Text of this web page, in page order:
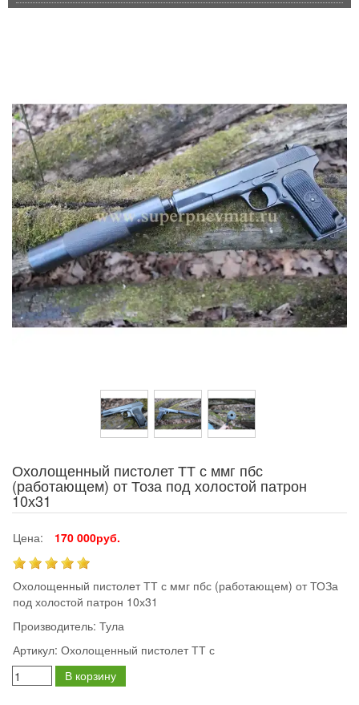
Охолощенный пистолет ТТ с ммг пбс
(работающем) от Тоза под холостой патрон
10х31
Цена: 170 000руб.
Охолощенный пистолет ТТ с ммг пбс (работающем) от ТОЗа
под холостой патрон 10х31
Производитель: Тула
Артикул: Охолощенный пистолет ТТ с
В корзину